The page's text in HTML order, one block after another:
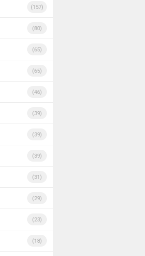
(157)
(80)
(65)
(65)
(46)
(39)
(39)
(39)
(31)
(29)
(23)
(18)